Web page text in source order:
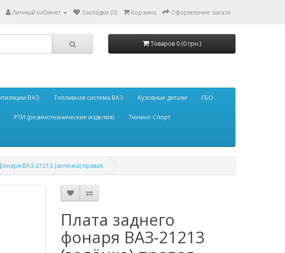
Личный кабинет Закладки (0) Корзина Оформление заказа
Товаров 0 (0 грн.)
ВАЗ Топливная система ВАЗ Кузовные детали ГБО
РТИ (резинотехнические изделия) Тюнинг-Спорт
ВАЗ-21213 (зелёнка) правая
Плата заднего
фонаря ВАЗ-21213